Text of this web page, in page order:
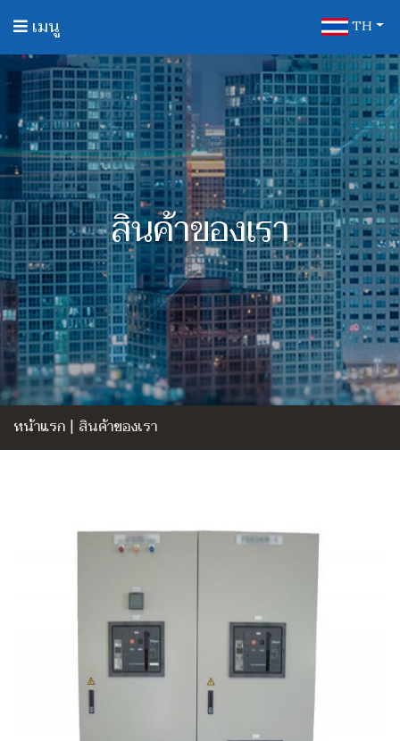
TH
เมนู
สินค้าของเรา
หน้าแรก | สินค้าของเรา
หน้าแรก
เกี่ยวกับเรา
สินค้าของเรา
บริการของเรา
ลูกค้าของเรา
ติดต่อเรา
รับสมัคร